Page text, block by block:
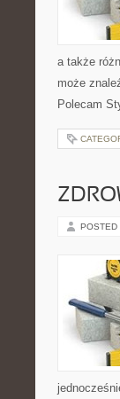
a także
może
Polecam
POSTED